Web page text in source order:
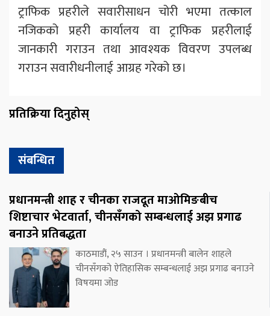
ट्राफिक प्रहरीले सवारीसाधन चोरी भएमा तत्काल
नजिकको प्रहरी कार्यालय वा ट्राफिक प्रहरीलाई
जानकारी गराउन तथा आवश्यक विवरण उपलब्ध
गराउन सवारीधनीलाई आग्रह गरेको छ।
प्रतिक्रिया दिनुहोस्
संबन्धित
प्रधानमन्त्री शाह र चीनका राजदूत माओमिङबीच
शिष्टाचार भेटवार्ता, चीनसँगको सम्बन्धलाई अझ प्रगाढ
बनाउने प्रतिबद्धता
काठमाडौं, २५ साउन । प्रधानमन्त्री बालेन शाहले
चीनसँगको ऐतिहासिक सम्बन्धलाई अझ प्रगाढ बनाउने
विषयमा जोड